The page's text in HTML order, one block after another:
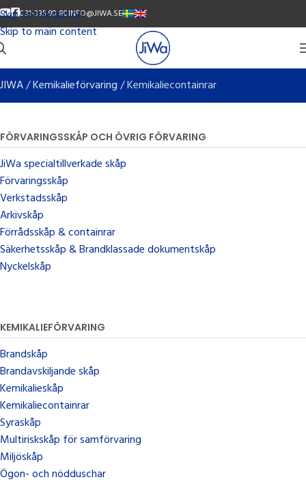
Skip to navigation
Skip to main content
YOUTUBE
FACEBOOK
031-335 90 80INFO@JIWA.SE SVENSKA
ENGLISH
JIWA/Kemikalieförvaring/Kemikaliecontainrar
FÖRVARINGSSKÅP OCH ÖVRIG FÖRVARING
JiWa specialtillverkade skåp
Förvaringsskåp
Verkstadsskåp
Arkivskåp
Förrådsskåp & containrar
Säkerhetsskåp & Brandklassade dokumentskåp
Nyckelskåp
KEMIKALIEFÖRVARING
Brandskåp
Brandavskiljande skåp
Kemikalieskåp
Kemikaliecontainrar
Syraskåp
Multiriskskåp för samförvaring
Miljöskåp
Ögon- och nödduschar